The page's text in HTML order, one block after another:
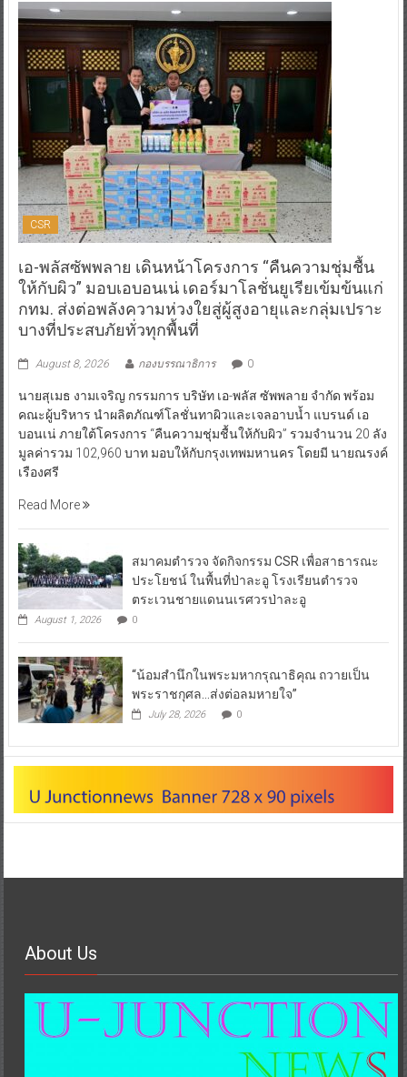
CSR
เอ-พลัสซัพพลาย เดินหน้าโครงการ “คืนความชุ่มชื้น
ให้กับผิว” มอบเอบอนเน่ เดอร์มาโลชั่นยูเรียเข้มข้นแก่
กทม. ส่งต่อพลังความห่วงใยสู่ผู้สูงอายุและกลุ่มเปราะ
บางที่ประสบภัยทั่วทุกพื้นที่
August 8, 2026 กองบรรณาธิการ 0
นายสุเมธ งามเจริญ กรรมการ บริษัท เอ-พลัส ซัพพลาย จำกัด พร้อม
คณะผู้บริหาร นำผลิตภัณฑ์โลชั่นทาผิวและเจลอาบน้ำ แบรนด์ เอ
บอนเน่ ภายใต้โครงการ “คืนความชุ่มชื้นให้กับผิว” รวมจำนวน 20 ลัง
มูลค่ารวม 102,960 บาท มอบให้กับกรุงเทพมหานคร โดยมี นายณรงค์
เรืองศรี
Read More
สมาคมตำรวจ จัดกิจกรรม CSR เพื่อสาธารณะ
ประโยชน์ ในพื้นที่ป่าละอู โรงเรียนตำรวจ
ตระเวนชายแดนนเรศวรป่าละอู
August 1, 2026 0
“น้อมสำนึกในพระมหากรุณาธิคุณ ถวายเป็น
พระราชกุศล…ส่งต่อลมหายใจ”
July 28, 2026 0
About Us